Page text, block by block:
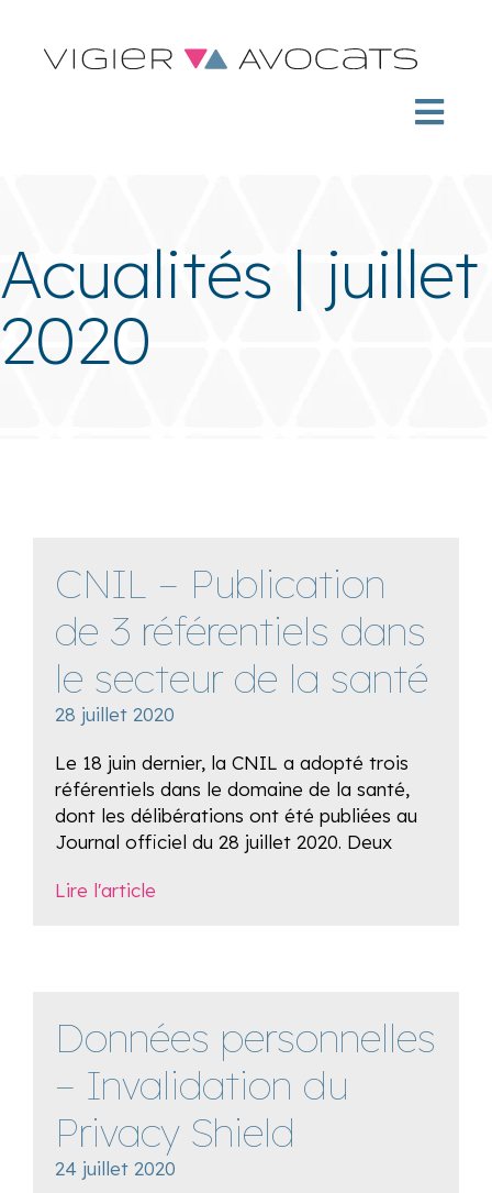
Acualités | juillet
2020
CNIL – Publication
de 3 référentiels dans
le secteur de la santé
28 juillet 2020
Le 18 juin dernier, la CNIL a adopté trois
référentiels dans le domaine de la santé,
dont les délibérations ont été publiées au
Journal officiel du 28 juillet 2020. Deux
Lire l'article
Données personnelles
– Invalidation du
Privacy Shield
24 juillet 2020